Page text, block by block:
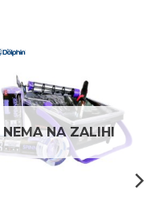
NEMA NA ZALIHI